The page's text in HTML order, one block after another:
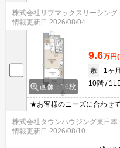
で住環境良好☆インターネ
ディンプルダブルロック、
ス他、設備充実！
株式会社リブマックスリーシング
情報更新日 2026/08/04
画像：16枚
9.6万円
敷
1ヶ月
10階
★お客様のニーズに合わせ
す★賃貸物件のお部屋探し
株式会社タウンハウジング東日本
情報更新日 2026/08/10